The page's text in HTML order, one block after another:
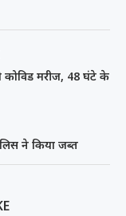
कोविड मरीज, 48 घंटे के
ने किया जब्त